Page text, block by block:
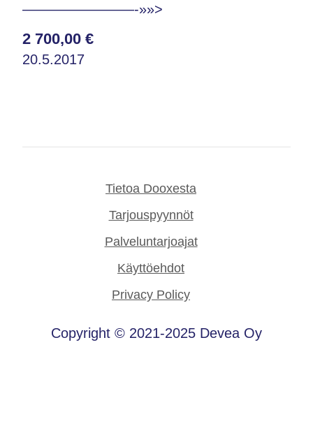
————————-»»>
2 700,00 €
20.5.2017
Tietoa Dooxesta
Tarjouspyynnöt
Palveluntarjoajat
Käyttöehdot
Privacy Policy
Copyright © 2021-2025 Devea Oy